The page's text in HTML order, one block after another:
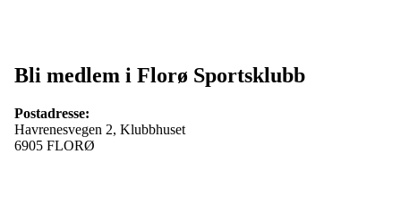
Bli medlem i Florø Sportsklubb
Postadresse:
Havrenesvegen 2, Klubbhuset
6905 FLORØ